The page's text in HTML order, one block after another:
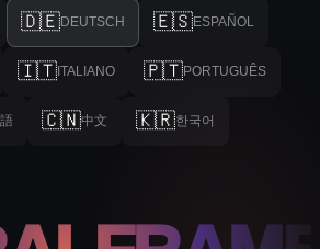
🇩🇪DEUTSCH 🇪🇸ESPAÑOL
🇮🇹 ITALIANO 🇵🇹PORTUGUÊS
🇨🇳中文 🇰🇷한국어